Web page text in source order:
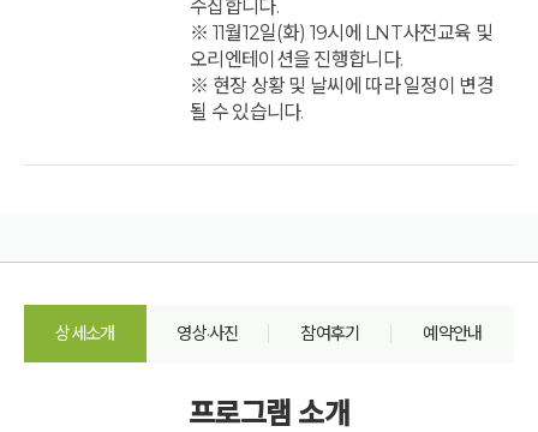
수집합니다.
※ 11월12일(화) 19시에 LNT사전교육 및
오리엔테이션을 진행합니다.
※ 현장 상황 및 날씨에 따라 일정이 변경
될 수 있습니다.
상세소개 영상·사진 참여후기 예약안내
프로그램 소개